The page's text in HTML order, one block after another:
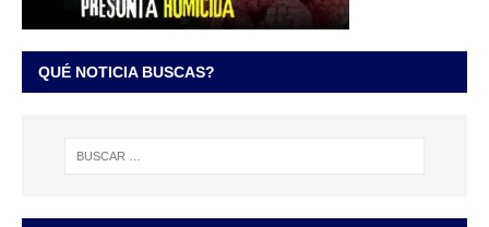
QUÉ NOTICIA BUSCAS?